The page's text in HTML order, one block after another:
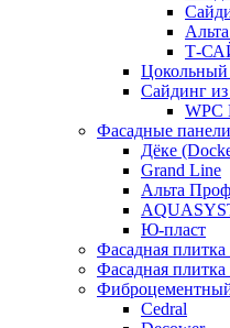
Т-
Цокольный
Сайдинг
WPC
Фасадные панели
Дёке
Grand Line
Альта
Ю-пласт
Фасадная
Фасадная плитка
Cedral